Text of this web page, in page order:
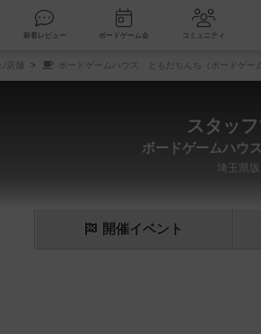
ス 検索 新着レビュー ボードゲーム会 コ
店舗 ボードゲームハウス ともだちんち（ボードゲー
スタッ
ボードゲームハウ
埼玉県
開催イベント